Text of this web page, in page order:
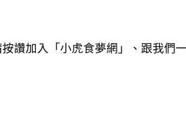
讚加入「小虎食夢網」、跟我們